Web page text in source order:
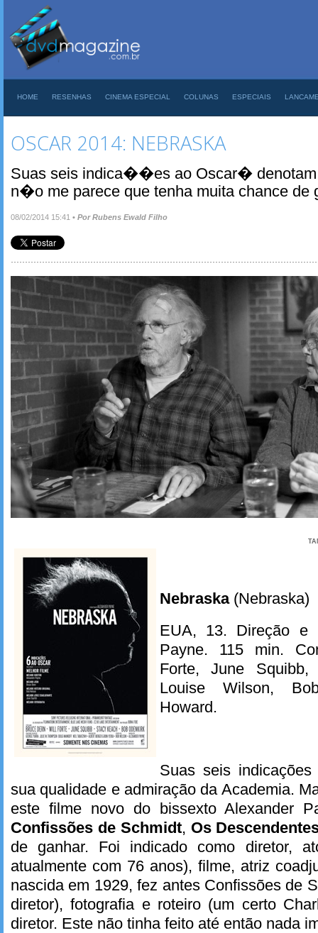
HOME RESENHAS CINEMA ESPECIAL COLUNAS ESPECIAIS
OSCAR 2014: NEBRASKA
Suas seis indica��es ao Oscar� denotam
n�o me parece que tenha muita chance de
08/02/2014 15:41 • Por Rubens Ewald Filho
Nebraska(Nebraska)
EUA, 13. Direção e
Payne. 115 min.
Forte, June
Louise Wilson,
Howard.
Suas seis
sua qualidade e admiração da Academia.
este filme novo do bissexto Alexander
Confissões de Schmidt, Os
de ganhar. Foi indicado como diretor,
atualmente com 76 anos), filme, atriz
nascida em 1929, fez antes Confissões de
diretor), fotografia e roteiro (um certo
diretor. Este não tinha feito até então nada